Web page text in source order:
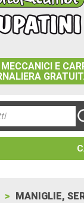
E
MANIGLIE,